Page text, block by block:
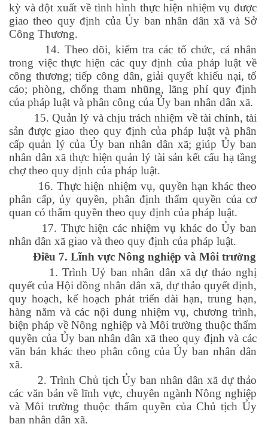
kỳ và đột xuất về tình hình thực hiện nhiệm vụ được
giao theo quy định của Ủy ban nhân dân xã và Sở
Công Thương.
14. Theo dõi, kiểm tra các tổ chức, cá nhân
trong việc thực hiện các quy định của pháp luật về
công thương; tiếp công dân, giải quyết khiếu nại, tố
cáo; phòng, chống tham nhũng, lãng phí quy định
của pháp luật và phân công của Ủy ban nhân dân xã.
15. Quản lý và chịu trách nhiệm về tài chính, tài
sản được giao theo quy định của pháp luật và phân
cấp quản lý của Ủy ban nhân dân xã; giúp Ủy ban
nhân dân xã thực hiện quản lý tài sản kết cấu hạ tầng
chợ theo quy định của pháp luật.
16. Thực hiện nhiệm vụ, quyền hạn khác theo
phân cấp, ủy quyền, phân định thẩm quyền của cơ
quan có thẩm quyền theo quy định của pháp luật.
17. Thực hiện các nhiệm vụ khác do Ủy ban
nhân dân xã giao và theo quy định của pháp luật.
Điều 7. Lĩnh vực Nông nghiệp và Môi trường
1. Trình Uỷ ban nhân dân xã dự thảo nghị
quyết của Hội đồng nhân dân xã, dự thảo quyết định,
quy hoạch, kế hoạch phát triển dài hạn, trung hạn,
hàng năm và các nội dung nhiệm vụ, chương trình,
biện pháp về Nông nghiệp và Môi trường thuộc thẩm
quyền của Ủy ban nhân dân xã theo quy định và các
văn bản khác theo phân công của Ủy ban nhân dân
xã.
2. Trình Chủ tịch Ủy ban nhân dân xã dự thảo
các văn bản về lĩnh vực, chuyên ngành Nông nghiệp
và Môi trường thuộc thẩm quyền của Chủ tịch Ủy
ban nhân dân xã.